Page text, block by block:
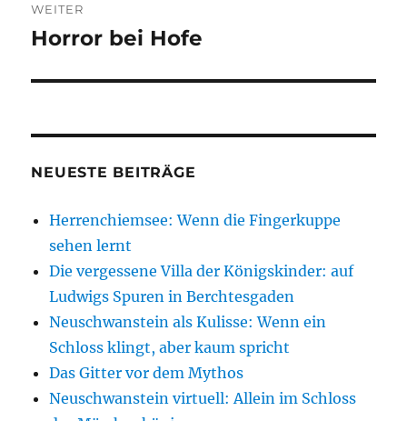
WEITER
Nächster
Horror bei Hofe
NEUESTE BEITRÄGE
Herrenchiemsee: Wenn die Fingerkuppe
sehen lernt
Die vergessene Villa der Königskinder: auf
Ludwigs Spuren in Berchtesgaden
Neuschwanstein als Kulisse: Wenn ein
Schloss klingt, aber kaum spricht
Das Gitter vor dem Mythos
Neuschwanstein virtuell: Allein im Schloss